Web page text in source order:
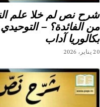
شرح نص لم خلا علم
من الفائدة؟ –
بكالوريا آداب
20 يناير، 2026